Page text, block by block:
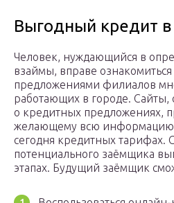
Выгодный кредит
Человек, нуждающийся в
взаймы, вправе
предложениями филиалов
работающих в городе.
о кредитных предложениях,
желающему всю информацию
сегодня кредитных тарифах.
потенциального заёмщика
этапах. Будущий заёмщик